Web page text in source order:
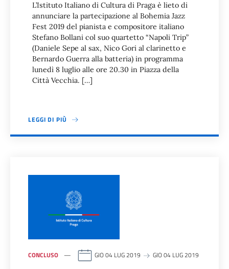
L’Istituto Italiano di Cultura di Praga è lieto di
annunciare la partecipazione al Bohemia Jazz
Fest 2019 del pianista e compositore italiano
Stefano Bollani col suo quartetto “Napoli Trip”
(Daniele Sepe al sax, Nico Gori al clarinetto e
Bernardo Guerra alla batteria) in programma
lunedì 8 luglio alle ore 20.30 in Piazza della
Città Vecchia. […]
LEGGI DI PIÙ
CONCLUSO GIO 04 LUG 2019 GIO 04 LUG 2019